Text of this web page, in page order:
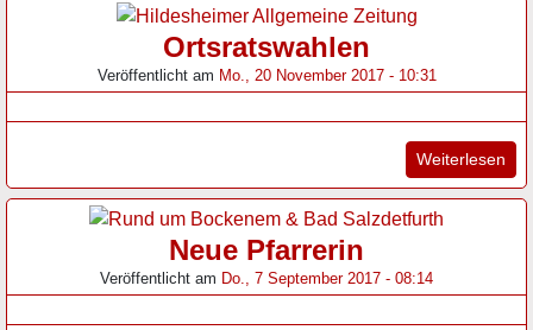
Ortsratswahlen
Veröffentlicht am Mo., 20 November 2017 - 10:31
Weiterlesen
Neue Pfarrerin
Veröffentlicht am Do., 7 September 2017 - 08:14